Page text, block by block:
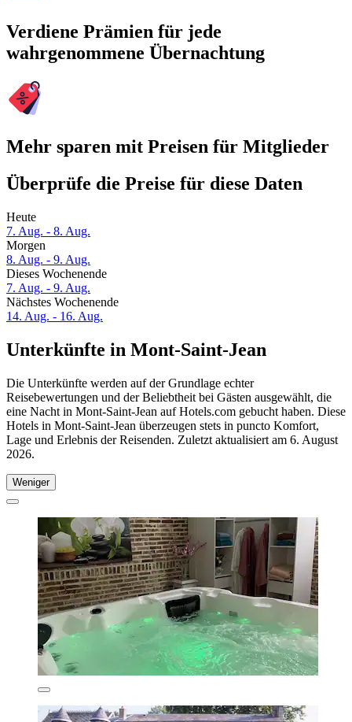
Verdiene Prämien für jede
wahrgenommene Übernachtung
Mehr sparen mit Preisen für Mitglieder
Überprüfe die Preise für diese Daten
Heute
7. Aug. - 8. Aug.
Morgen
8. Aug. - 9. Aug.
Dieses Wochenende
7. Aug. - 9. Aug.
Nächstes Wochenende
14. Aug. - 16. Aug.
Unterkünfte in Mont-Saint-Jean
Die Unterkünfte werden auf der Grundlage echter
Reisebewertungen und der Beliebtheit bei Gästen ausgewählt, die
eine Nacht in Mont-Saint-Jean auf Hotels.com gebucht haben. Diese
Hotels in Mont-Saint-Jean überzeugen stets in puncto Komfort,
Lage und Erlebnis der Reisenden. Zuletzt aktualisiert am 6. August
2026.
Weniger